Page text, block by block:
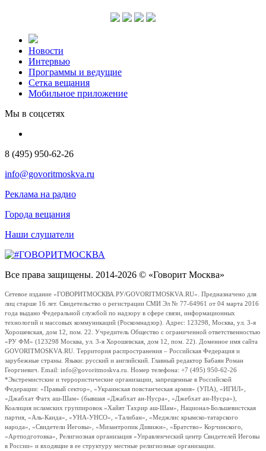
Новости
Интервью
Программы и ведущие
Сетка вещания
Мобильное приложение
Мы в соцсетях
8 (495) 950-62-26
info@govoritmoskva.ru
Реклама на радио
Города вещания
Наши слушатели
Все права защищены. 2014-2026 © «Говорит Москва»
Сетевое издание «ГОВОРИТМОСКВА.РУ/GOVORITMOSKVA.RU». Предназначено для
лиц старше 16 лет. Свидетельство о регистрации СМИ Эл № 77-64961 от 04 марта 2016
года выдано Федеральной службой по надзору в сфере связи, информационных
технологий и массовых коммуникаций (Роскомнадзор). Адрес: 123298, Москва, ул. 3-я
Хорошевская, дом 12, пом. 22. Учредитель Общество с ограниченной ответственностью
«РУ ФМ» (123298 Москва, ул. 3-я Хорошевская, дом 12, пом. 22). Доменное имя сайта
GOVORITMOSKVA.RU. Территория распространения – Российская Федерация и
зарубежные страны. Языки: русский и английский. Главный редактор Бабаян Роман
Георгиевич. Email: info@govoritmoskva.ru. Номер телефона: +7 (495) 950-62-26
*Экстремистские и террористические организации, запрещенные в Российской
Федерации: «Правый сектор», «Украинская повстанческая армия» (УПА), «ИГИЛ»,
«Джабхат Фатх аш-Шам» (бывшая «Джабхат ан-Нусра», «Джебхат ан-Нусра»),
Коалиция исламских группировок «Хайят Тахрир аш-Шам», Национал-Большевистская
партия, «Аль-Каида», «УНА-УНСО», «Талибан», «Меджлис крымско-татарского
народа», «Свидетели Иеговы», «Мизантропик Дивижн», «Братство» Корчинского,
«Артподготовка», Религиозная организация «Управленческий центр Свидетелей Иеговы
в России» и входящие в ее структуру местные религиозные организации.